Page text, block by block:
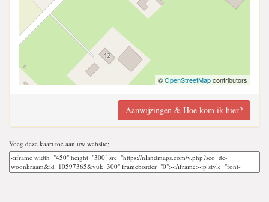
©OpenStreetMapcontributors
Aanwijzingen & Hoe kom ik hier?
Voeg deze kaart toe aan uw website;